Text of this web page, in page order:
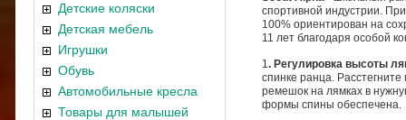
Детские коляски
Детская мебель
Игрушки
Обувь
Автомобильные кресла
Товары для малышей
спортивной индустрии.
100% ориентирован на
11 лет благодаря особой
1. Регулировка высоты
спинке ранца.
ремешок на лямках в
формы спины обеспечена.